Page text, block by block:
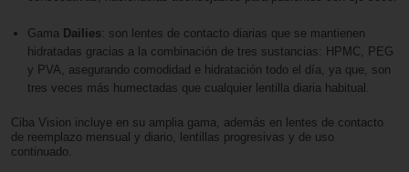
Gama Dailies: son lentes de contacto diarias que se mantienen
hidratadas gracias a la combinación de tres sustancias: HPMC, PEG
y PVA, asegurando comodidad e hidratación todo el día, ya que, son
tres veces más humectadas que cualquier lentilla diaria habitual.
Ciba Vision incluye en su amplia gama, además en lentes de contacto
de reemplazo mensual y diario, lentillas progresivas y de uso
continuado.